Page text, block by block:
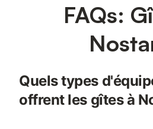
FAQs:
Quels types
offrent les gîtes à